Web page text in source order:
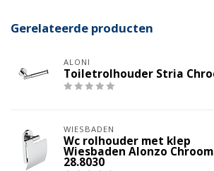
Gerelateerde producten
ALONI
Toiletrolhouder Stria
WIESBADEN
Wc rolhouder met klep
Wiesbaden Alonzo
28.8030